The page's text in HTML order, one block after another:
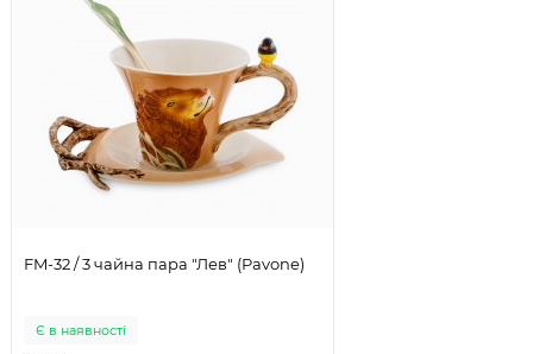
FM-32 / 3 чайна пара "Лев" (Pavone)
Є в наявності